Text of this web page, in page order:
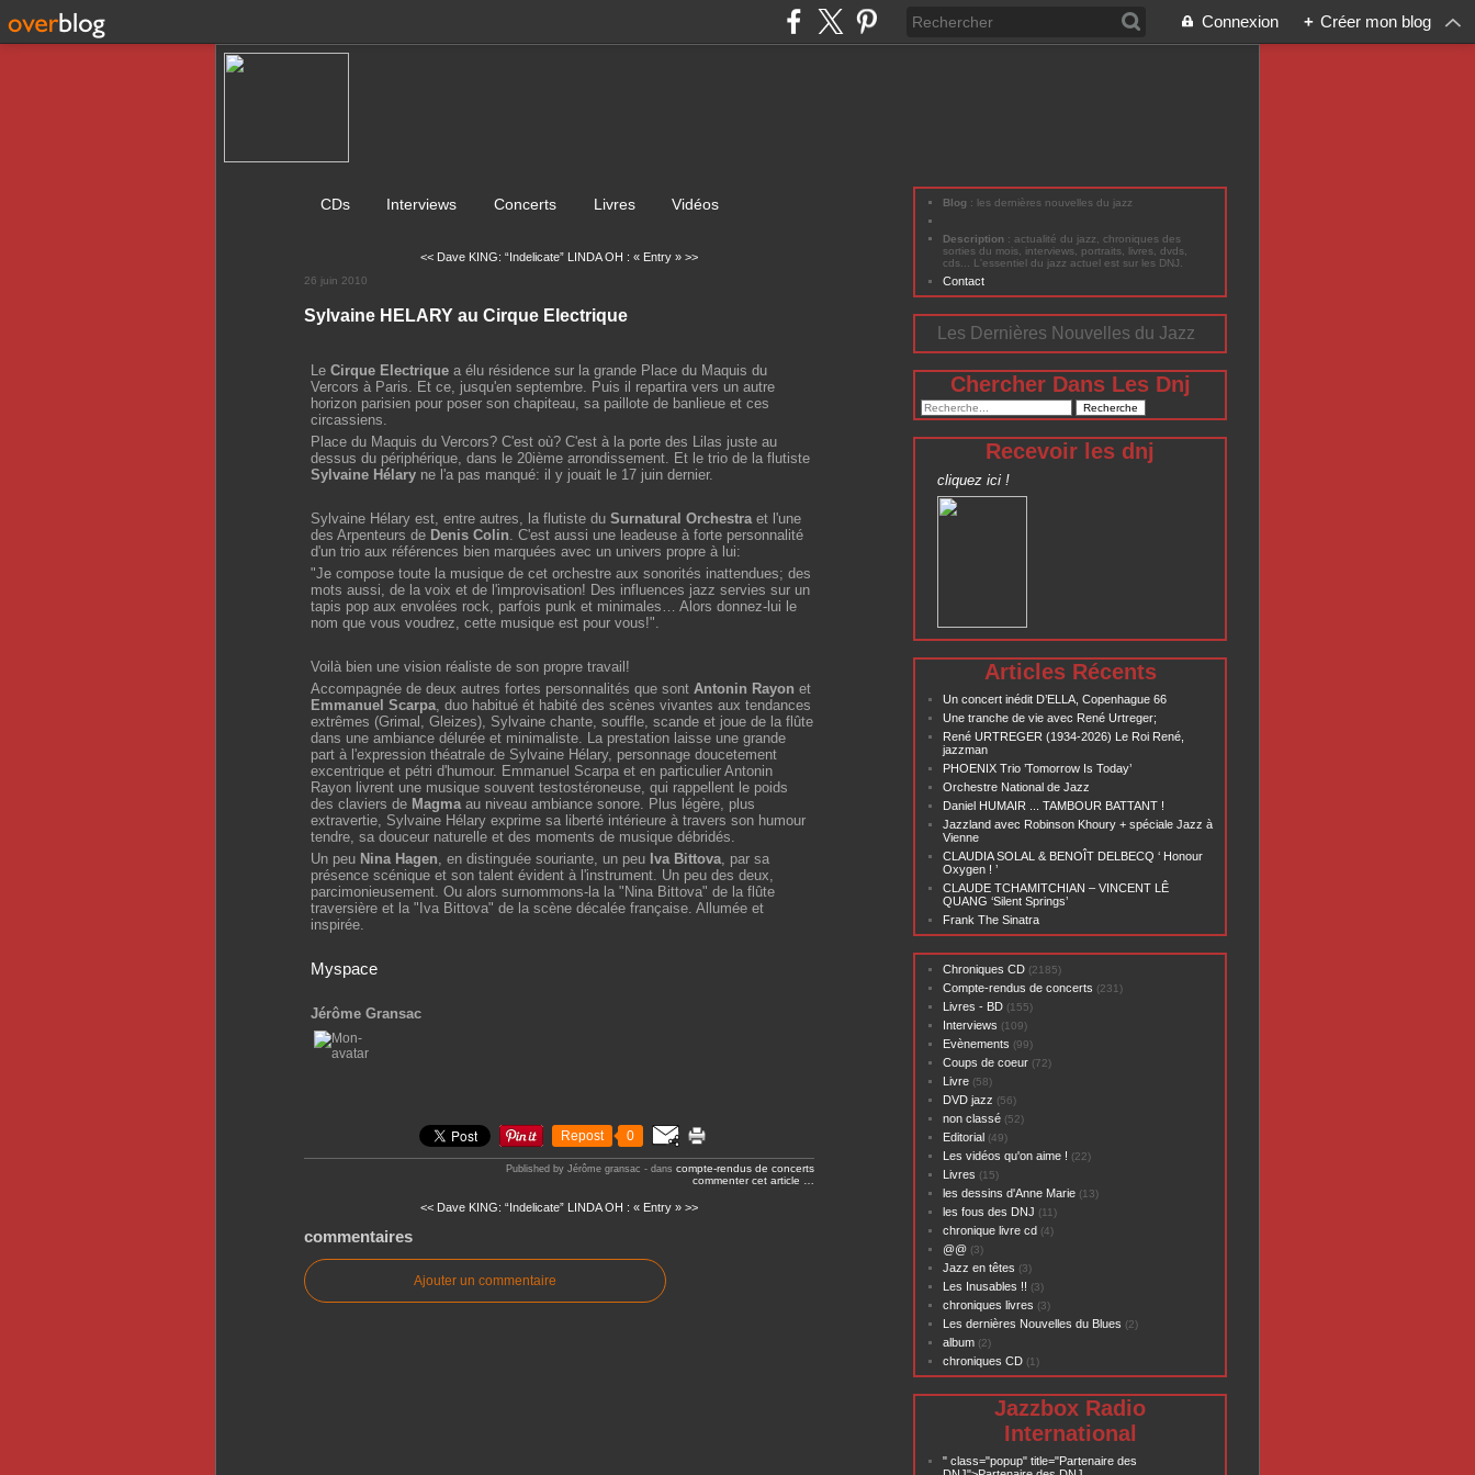
Connexion + Créer mon blog
CDs Interviews Concerts Livres Vidéos
<< Dave KING: “Indelicate” LINDA OH : « Entry » >>
26 juin 2010
Sylvaine HELARY au Cirque Electrique
Le Cirque Electrique a élu résidence sur la grande Place du Maquis du
Vercors à Paris. Et ce, jusqu'en septembre. Puis il repartira vers un autre
horizon parisien pour poser son chapiteau, sa paillote de banlieue et ces
circassiens.
Place du Maquis du Vercors? C'est où? C'est à la porte des Lilas juste au
dessus du périphérique, dans le 20ième arrondissement. Et le trio de la flutiste
Sylvaine Hélary ne l'a pas manqué: il y jouait le 17 juin dernier.
Sylvaine Hélary est, entre autres, la flutiste du Surnatural Orchestra et l'une
des Arpenteurs de Denis Colin . C'est aussi une leadeuse à forte personnalité
d'un trio aux références bien marquées avec un univers propre à lui:
"Je compose toute la musique de cet orchestre aux sonorités inattendues; des
mots aussi, de la voix et de l'improvisation! Des influences jazz servies sur un
tapis pop aux envolées rock, parfois punk et minimales… Alors donnez-lui le
nom que vous voudrez, cette musique est pour vous!".
Voilà bien une vision réaliste de son propre travail!
Accompagnée de deux autres fortes personnalités que sont Antonin Rayon et
Emmanuel Scarpa , duo habitué ét habité des scènes vivantes aux tendances
extrêmes (Grimal, Gleizes), Sylvaine chante, souffle, scande et joue de la flûte
dans une ambiance délurée et minimaliste. La prestation laisse une grande
part à l'expression théatrale de Sylvaine Hélary, personnage doucetement
excentrique et pétri d'humour. Emmanuel Scarpa et en particulier Antonin
Rayon livrent une musique souvent testostéroneuse, qui rappellent le poids
des claviers de Magma au niveau ambiance sonore. Plus légère, plus
extravertie, Sylvaine Hélary exprime sa liberté intérieure à travers son humour
tendre, sa douceur naturelle et des moments de musique débridés.
Un peu Nina Hagen , en distinguée souriante, un peu Iva Bittova , par sa
présence scénique et son talent évident à l'instrument. Un peu des deux,
parcimonieusement. Ou alors surnommons-la la "Nina Bittova" de la flûte
traversière et la "Iva Bittova" de la scène décalée française. Allumée et
inspirée.
Myspace
Jérôme Gransac
Repost 0
Published by Jérôme gransac - dans compte-rendus de concerts
commenter cet article
<< Dave KING: “Indelicate” LINDA OH : « Entry » >>
commentaires
Ajouter un commentaire
Blog : les dernières nouvelles du jazz
Description : actualité du jazz, chroniques des
sorties du mois, interviews, portraits, livres, dvds,
cds... L'essentiel du jazz actuel est sur les DNJ.
Contact
Les Dernières Nouvelles du Jazz
Chercher Dans Les Dnj
Recevoir les dnj
cliquez ici !
Articles Récents
Un concert inédit D’ELLA, Copenhague 66
Une tranche de vie avec René Urtreger;
René URTREGER (1934-2026) Le Roi René,
jazzman
PHOENIX Trio ’Tomorrow Is Today’
Orchestre National de Jazz
Daniel HUMAIR ... TAMBOUR BATTANT !
Jazzland avec Robinson Khoury + spéciale Jazz à
Vienne
CLAUDIA SOLAL & BENOÎT DELBECQ ‘ Honour
Oxygen ! ’
CLAUDE TCHAMITCHIAN – VINCENT LÊ
QUANG ‘Silent Springs’
Frank The Sinatra
Chroniques CD (2185)
Compte-rendus de concerts (231)
Livres - BD (155)
Interviews (109)
Evènements (99)
Coups de coeur (72)
Livre (58)
DVD jazz (56)
non classé (52)
Editorial (49)
Les vidéos qu'on aime ! (22)
Livres (15)
les dessins d'Anne Marie (13)
les fous des DNJ (11)
chronique livre cd (4)
@@ (3)
Jazz en têtes (3)
Les Inusables !! (3)
chroniques livres (3)
Les dernières Nouvelles du Blues (2)
album (2)
chroniques CD (1)
Jazzbox Radio
International
" class="popup" title="Partenaire des